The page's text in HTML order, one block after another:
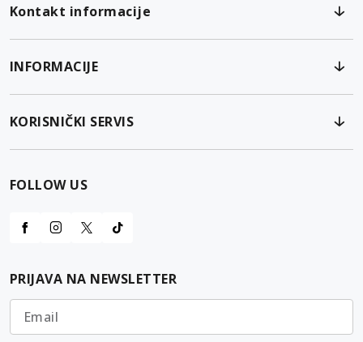
Kontakt informacije
INFORMACIJE
KORISNIČKI SERVIS
FOLLOW US
PRIJAVA NA NEWSLETTER
Email